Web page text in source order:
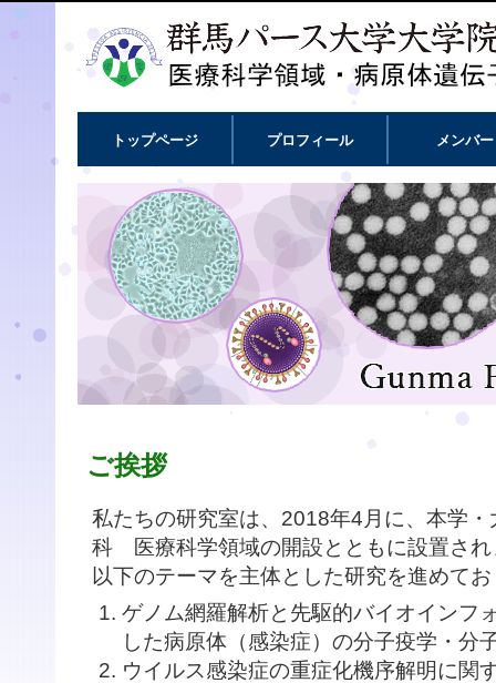
ご挨拶
私たちの研究室は、2018年4月に、本学
科 医療科学領域の開設とともに設置され
以下のテーマを主体とした研究を進めて
ゲノム網羅解析と先駆的バイオインフ
した病原体（感染症）の分子疫学・分
ウイルス感染症の重症化機序解明に関
トップページ プロフィール メンバー